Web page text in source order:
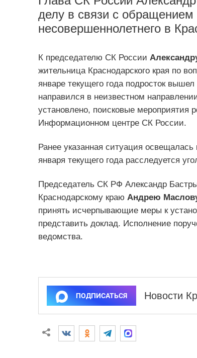
делу в связи с обращением
несовершеннолетнего в
К председателю СК России
жительница Краснодарского края по
январе текущего года подросток
направился в неизвестном
установлено, поисковые мероприятия
Информационном центре СК России.
Ранее указанная ситуация
января текущего года расследуется
Председатель СК РФ Александр
Краснодарскому краю Андрею
принять исчерпывающие меры к
представить доклад. Исполнение
ведомства.
ПОДПИСАТЬСЯ Новости